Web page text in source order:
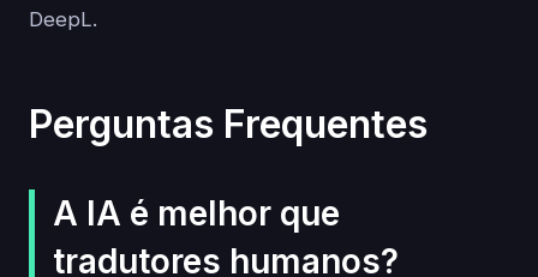
DeepL.
Perguntas Frequentes
A IA é melhor que
tradutores humanos?